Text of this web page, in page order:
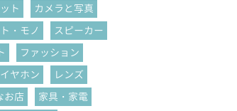
ト
カメラと写真
・モノ
スピーカー
ファッション
ヤホン
レンズ
お店 家具・家電